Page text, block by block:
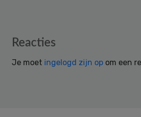
Reader
Reacties
Je moet ingelogd zijn op om een